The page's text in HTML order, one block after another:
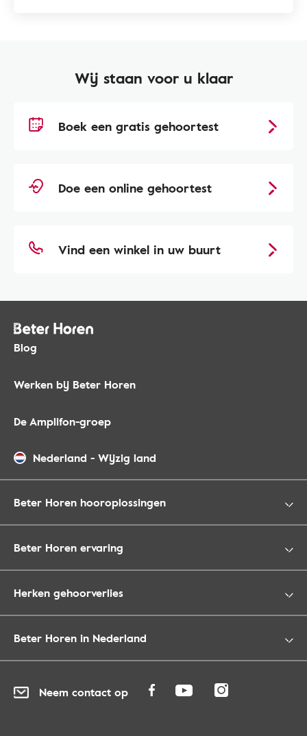
Wij staan voor u klaar
Boek een gratis gehoortest
Doe een online gehoortest
Vind een winkel in uw buurt
Blog
Werken bij Beter Horen
De Amplifon-groep
Nederland - Wijzig land
Beter Horen hooroplossingen
Beter Horen ervaring
Herken gehoorverlies
Beter Horen in Nederland
Neem contact op